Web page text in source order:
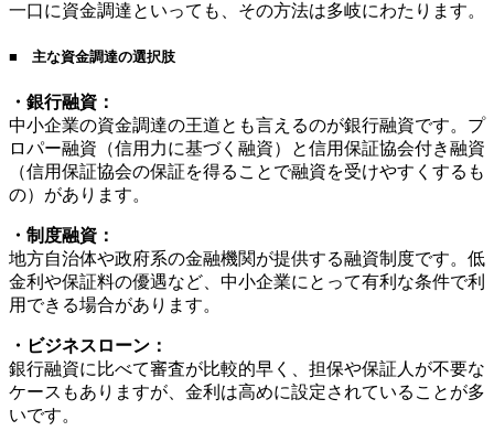
一口に資金調達といっても、その方法は多岐にわたります。
■ 主な資金調達の選択肢
・銀行融資：
中小企業の資金調達の王道とも言えるのが銀行融資です。プ
ロパー融資（信用力に基づく融資）と信用保証協会付き融資
（信用保証協会の保証を得ることで融資を受けやすくするも
の）があります。
・制度融資：
地方自治体や政府系の金融機関が提供する融資制度です。低
金利や保証料の優遇など、中小企業にとって有利な条件で利
用できる場合があります。
・ビジネスローン：
銀行融資に比べて審査が比較的早く、担保や保証人が不要な
ケースもありますが、金利は高めに設定されていることが多
いです。